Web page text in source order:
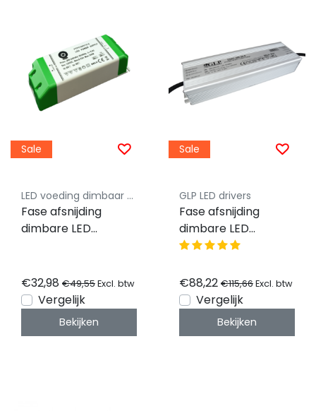
Sale
LED voeding dimbaar Luksus
Fase afsnijding
dimbare LED
IP20 FTPC75V24-D
€32,98 €49,55Excl. btw
Vergelijk
Bekijken
Sale
GLP LED drivers
Fase afsnijding
dimbare LED
voeding 200 watt 24
IP67 GTMC-200-24-
D
€88,22 €115,66Excl. btw
Vergelijk
Bekijken